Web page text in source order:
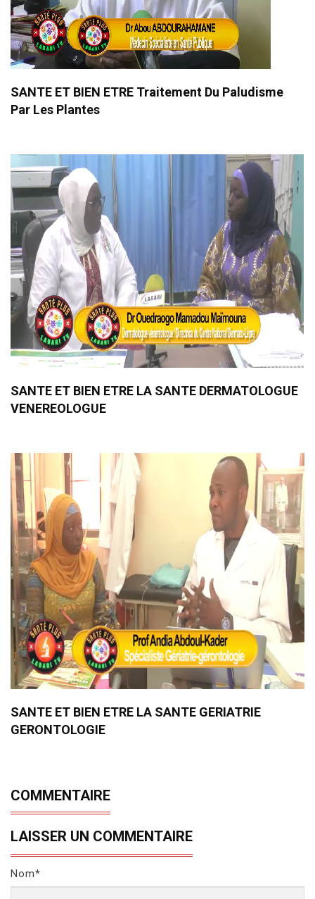
SANTE ET BIEN ETRE Traitement Du Paludisme
Par Les Plantes
SANTE ET BIEN ETRE LA SANTE DERMATOLOGUE
VENEREOLOGUE
SANTE ET BIEN ETRE LA SANTE GERIATRIE
GERONTOLOGIE
COMMENTAIRE
LAISSER UN COMMENTAIRE
Nom*